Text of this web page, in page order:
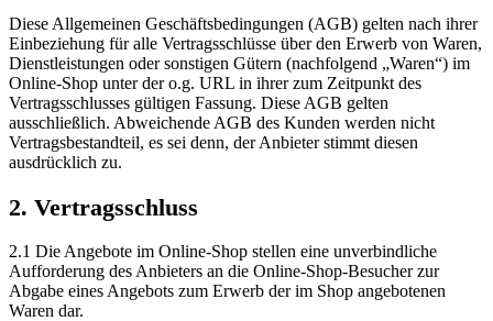
Diese Allgemeinen Geschäftsbedingungen (AGB) gelten nach ihrer
Einbeziehung für alle Vertragsschlüsse über den Erwerb von Waren,
Dienstleistungen oder sonstigen Gütern (nachfolgend „Waren“) im
Online-Shop unter der o.g. URL in ihrer zum Zeitpunkt des
Vertragsschlusses gültigen Fassung. Diese AGB gelten
ausschließlich. Abweichende AGB des Kunden werden nicht
Vertragsbestandteil, es sei denn, der Anbieter stimmt diesen
ausdrücklich zu.
2. Vertragsschluss
2.1 Die Angebote im Online-Shop stellen eine unverbindliche
Aufforderung des Anbieters an die Online-Shop-Besucher zur
Abgabe eines Angebots zum Erwerb der im Shop angebotenen
Waren dar.